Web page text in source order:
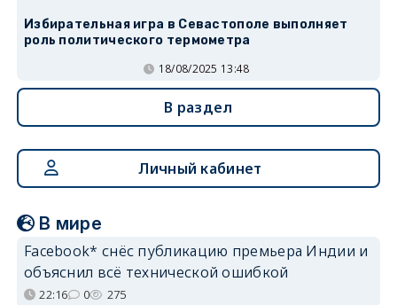
Избирательная игра в Севастополе выполняет
роль политического термометра
18/08/2025 13:48
В раздел
Личный кабинет
В мире
Facebook* снёс публикацию премьера Индии и
объяснил всё технической ошибкой
22:16 0 275